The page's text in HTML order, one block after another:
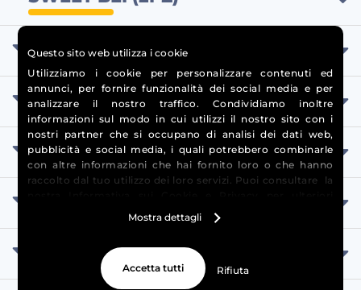
Questo sito web utilizza i cookie
Utilizziamo i cookie per personalizzare contenuti ed
annunci, per fornire funzionalità dei social media e per
analizzare il nostro traffico. Condividiamo inoltre
informazioni sul modo in cui utilizzi il nostro sito con i
nostri partner che si occupano di analisi dei dati web,
pubblicità e social media, i quali potrebbero combinarle
con altre informazioni che hai fornito loro o che hanno
raccolto dal tuo utilizzo dei loro servizi. Puoi consultare la
Mostra dettagli
Accetta tutti Rifiuta
BRUSCHETTE (2PZ)
CONO (2PZ)
SPRING WRAP (2PZ)